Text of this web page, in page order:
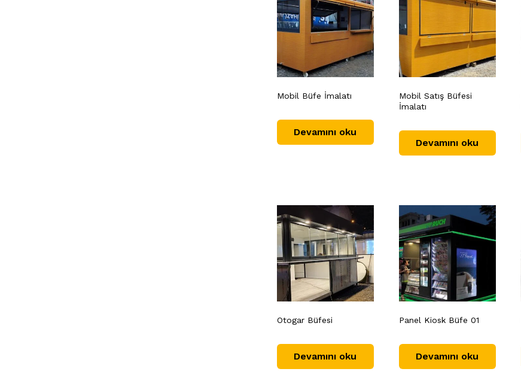
Mobil Büfe İmalatı
Devamını oku
Mobil Satış Büfesi
İmalatı
Devamını oku
Otogar Büfesi
Devamını oku
Panel Kiosk Büfe 01
Devamını oku